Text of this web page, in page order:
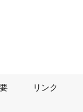
リンク